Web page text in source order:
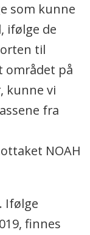
som kunne
ifølge de
til
området på
kunne vi
fra
NOAH
Ifølge
finnes